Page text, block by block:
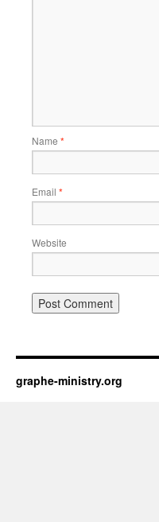
Name *
Email *
Website
graphe-ministry.org